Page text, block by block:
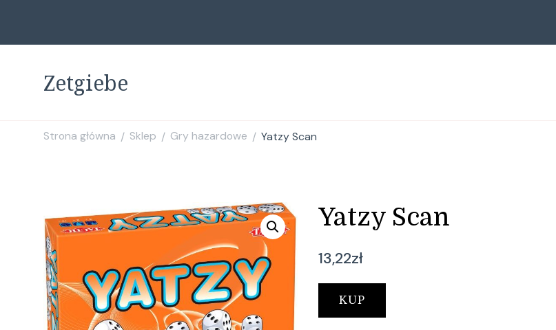
Zetgiebe
Strona główna / Sklep / Gry hazardowe / Yatzy Scan
Yatzy Scan
13,22zł
KUP